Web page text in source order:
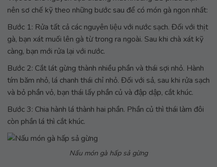
nên sơ chế kỹ theo những bước sau để có món gà ngon nhất:
Bước 1: Rửa tất cả các nguyên liệu với nước sạch. Đối với thịt
gà, bạn xát muối lên gà từ trong ra ngoài. Sau khi chà xát kỹ
càng, bạn mới rửa lại với nước.
Bước 2: Cắt lát gừng thành nhiều phần và thái sợi nhỏ. Hành
tím băm nhỏ, lá chanh thái chỉ nhỏ. Đối với sả, sau khi rửa sạch
và bỏ phần vỏ, bạn thái lấy phần củ và đập dập, cắt khúc.
Bước 3: Chia hành lá thành hai phần. Phần củ thì thái làm đôi
còn phần lá thì cắt khúc.
Nấu món gà hấp sả gừng